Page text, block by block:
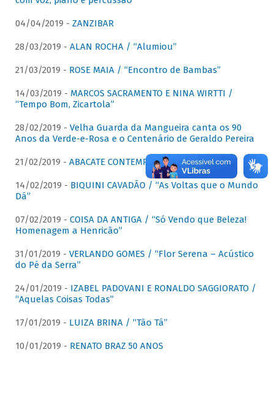
04/04/2019 - ZANZIBAR
28/03/2019 - ALAN ROCHA / “Alumiou”
21/03/2019 - ROSE MAIA / “Encontro de Bambas”
14/03/2019 - MARCOS SACRAMENTO E NINA WIRTTI /
“Tempo Bom, Zicartola”
28/02/2019 - Velha Guarda da Mangueira canta os 90
Anos da Verde-e-Rosa e o Centenário de Geraldo Pereira
21/02/2019 - ABACATE CONTEMPORÂNEO
14/02/2019 - BIQUINI CAVADÃO / “As Voltas que o Mundo
Dá”
07/02/2019 - COISA DA ANTIGA / “Só Vendo que Beleza!
Homenagem a Henricão”
31/01/2019 - VERLANDO GOMES / “Flor Serena – Acústico
do Pé da Serra”
24/01/2019 - IZABEL PADOVANI E RONALDO SAGGIORATO /
“Aquelas Coisas Todas”
17/01/2019 - LUIZA BRINA / “Tão Tá”
10/01/2019 - RENATO BRAZ 50 ANOS